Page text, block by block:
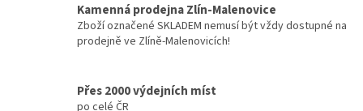
p
r
v
v
Kamenná prodejna Zlín-Malenovice
Zboží označené SKLADEM nemusí být vždy dostupné na
prodejně ve Zlíně-Malenovicích!
Přes 2000 výdejních míst
po celé ČR